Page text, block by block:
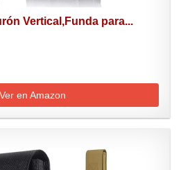
Vertical,Funda para...
Ver en Amazon